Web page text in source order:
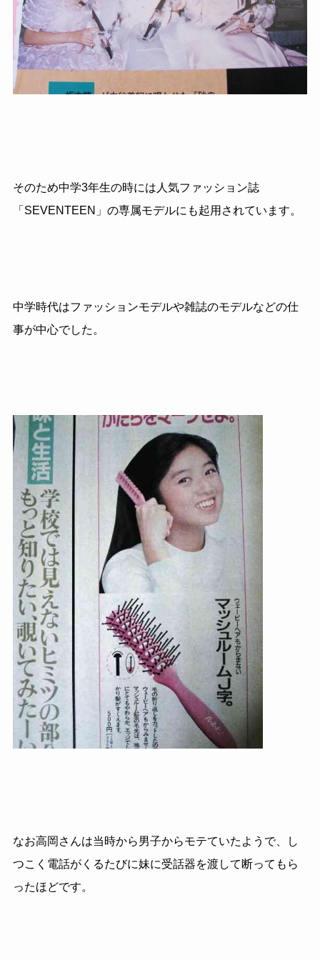
そのため中学3年生の時には人気ファッション誌
「SEVENTEEN」の専属モデルにも起用されています。
中学時代はファッションモデルや雑誌のモデルなどの仕
事が中心でした。
なお高岡さんは当時から男子からモテていたようで、し
つこく電話がくるたびに妹に受話器を渡して断ってもら
ったほどです。